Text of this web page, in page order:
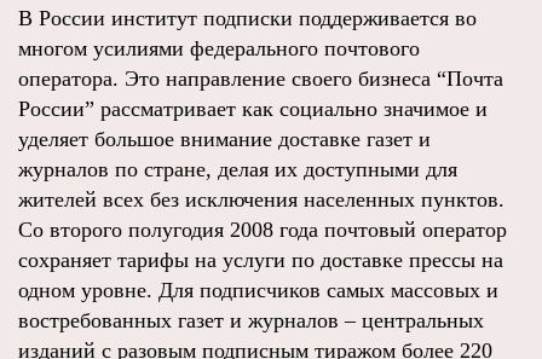
В России институт подписки поддерживается во
многом усилиями федерального почтового
оператора. Это направление своего бизнеса “Почта
России” рассматривает как социально значимое и
уделяет большое внимание доставке газет и
журналов по стране, делая их доступными для
жителей всех без исключения населенных пунктов.
Со второго полугодия 2008 года почтовый оператор
сохраняет тарифы на услуги по доставке прессы на
одном уровне. Для подписчиков самых массовых и
востребованных газет и журналов – центральных
изданий с разовым подписным тиражом более 220